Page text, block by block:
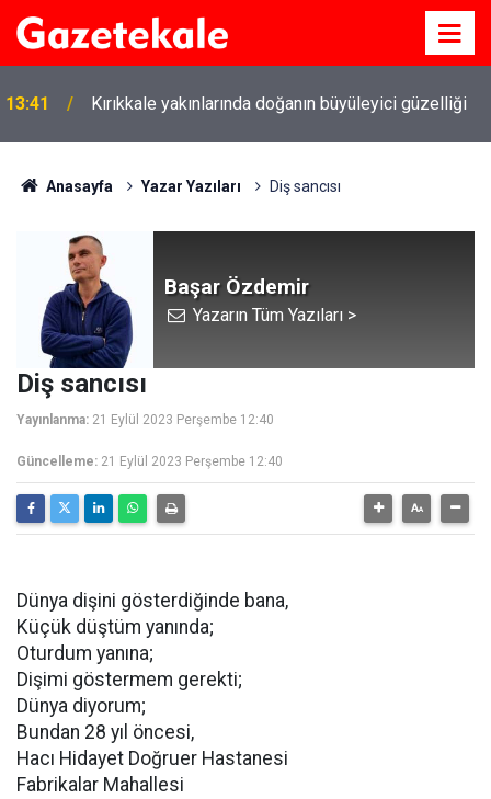
13:41 Kırıkkale yakınlarında doğanın büyüleyici güzelliği
Anasayfa Yazar Yazıları Diş sancısı
Başar Özdemir
Yazarın Tüm Yazıları >
Diş sancısı
Yayınlanma: 21 Eylül 2023 Perşembe 12:40
Güncelleme: 21 Eylül 2023 Perşembe 12:40
Dünya dişini gösterdiğinde bana,
Küçük düştüm yanında;
Oturdum yanına;
Dişimi göstermem gerekti;
Dünya diyorum;
Bundan 28 yıl öncesi,
Hacı Hidayet Doğruer Hastanesi
Fabrikalar Mahallesi